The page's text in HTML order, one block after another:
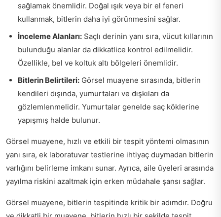
sağlamak önemlidir. Doğal ışık veya bir el feneri
kullanmak, bitlerin daha iyi görünmesini sağlar.
İnceleme Alanları: Saçlı derinin yanı sıra, vücut kıllarının
bulunduğu alanlar da dikkatlice kontrol edilmelidir.
Özellikle, bel ve koltuk altı bölgeleri önemlidir.
Bitlerin Belirtileri: Görsel muayene sırasında, bitlerin
kendileri dışında, yumurtaları ve dışkıları da
gözlemlenmelidir. Yumurtalar genelde saç köklerine
yapışmış halde bulunur.
Görsel muayene, hızlı ve etkili bir tespit yöntemi olmasının
yanı sıra, ek laboratuvar testlerine ihtiyaç duymadan bitlerin
varlığını belirleme imkanı sunar. Ayrıca, aile üyeleri arasında
yayılma riskini azaltmak için erken müdahale şansı sağlar.
Görsel muayene, bitlerin tespitinde kritik bir adımdır. Doğru